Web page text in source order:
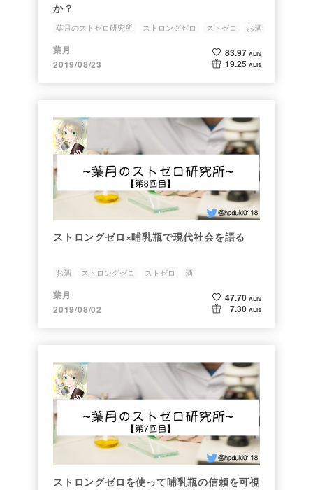
か？
葉月のストゼロ研究所 ストロングゼロ ストゼロ
お酒
酒
葉月
2019/08/23
83.97 ALIS
19.25 ALIS
ストロングゼロ×哺乳瓶で現代社会を語る
お酒 ストロングゼロ ストゼロ
酒
葉月のストゼロ研究所
葉月
2019/08/02
47.70 ALIS
7.30 ALIS
ストロングゼロを使って哺乳瓶の信頼を可視